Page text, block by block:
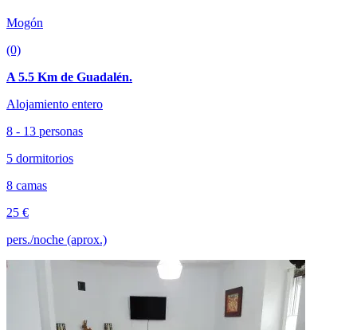
Mogón
(0)
A 5.5 Km de Guadalén.
Alojamiento entero
8 - 13 personas
5 dormitorios
8 camas
25 €
pers./noche (aprox.)